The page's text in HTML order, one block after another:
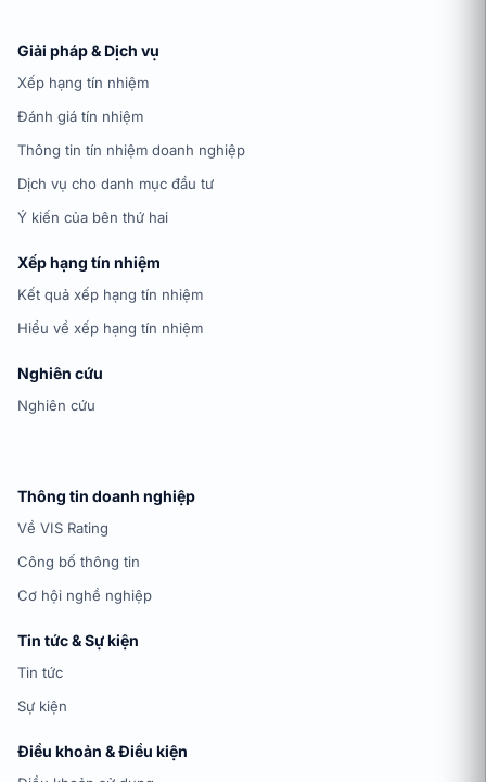
Giải pháp & Dịch vụ
Xếp hạng tín nhiệm
Đánh giá tín nhiệm
Thông tin tín nhiệm doanh nghiệp
Dịch vụ cho danh mục đầu tư
Ý kiến của bên thứ hai
Xếp hạng tín nhiệm
Kết quả xếp hạng tín nhiệm
Hiểu về xếp hạng tín nhiệm
Nghiên cứu
Nghiên cứu
Thông tin doanh nghiệp
Về VIS Rating
Công bố thông tin
Cơ hội nghề nghiệp
Tin tức & Sự kiện
Tin tức
Sự kiện
Điều khoản & Điều kiện